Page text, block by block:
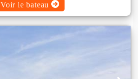
Voir le bateau